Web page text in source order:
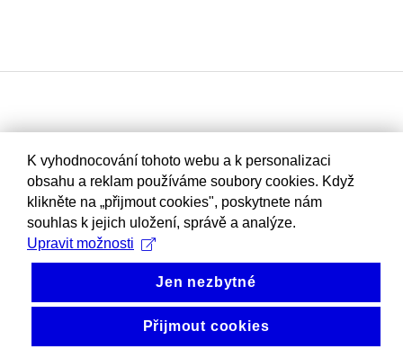
K vyhodnocování tohoto webu a k personalizaci
obsahu a reklam používáme soubory cookies. Když
klikněte na „přijmout cookies", poskytnete nám
souhlas k jejich uložení, správě a analýze.
Upravit možnosti
Jen nezbytné
Přijmout cookies